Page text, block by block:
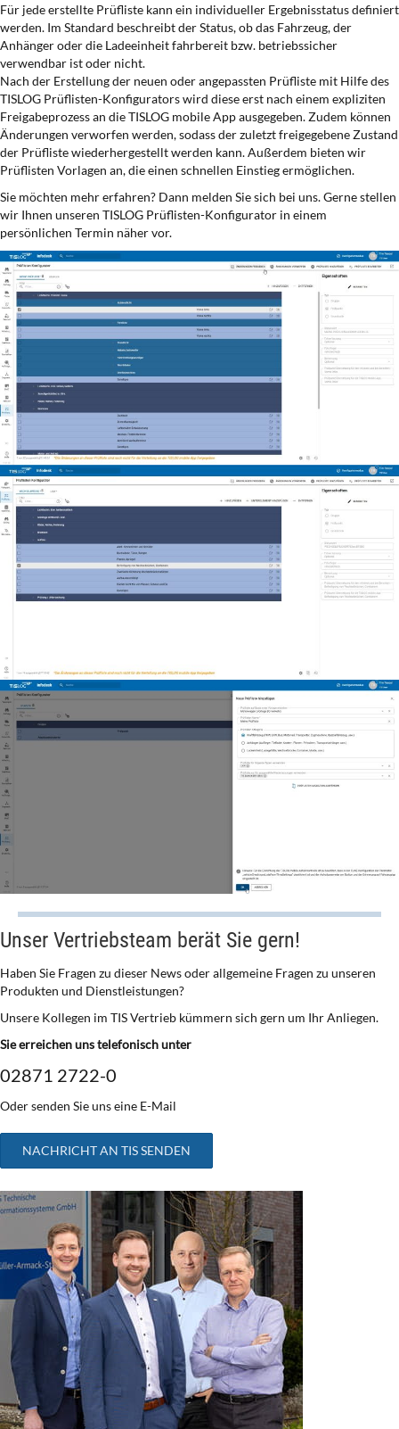
Für jede erstellte Prüfliste kann ein individueller Ergebnisstatus definiert
werden. Im Standard beschreibt der Status, ob das Fahrzeug, der
Anhänger oder die Ladeeinheit fahrbereit bzw. betriebssicher
verwendbar ist oder nicht.
Nach der Erstellung der neuen oder angepassten Prüfliste mit Hilfe des
TISLOG Prüflisten-Konfigurators wird diese erst nach einem expliziten
Freigabeprozess an die TISLOG mobile App ausgegeben. Zudem können
Änderungen verworfen werden, sodass der zuletzt freigegebene Zustand
der Prüfliste wiederhergestellt werden kann. Außerdem bieten wir
Prüflisten Vorlagen an, die einen schnellen Einstieg ermöglichen.
Sie möchten mehr erfahren? Dann melden Sie sich bei uns. Gerne stellen
wir Ihnen unseren TISLOG Prüflisten-Konfigurator in einem
persönlichen Termin näher vor.
Unser Vertriebsteam berät Sie gern!
Haben Sie Fragen zu dieser News oder allgemeine Fragen zu unseren
Produkten und Dienstleistungen?
Unsere Kollegen im TIS Vertrieb kümmern sich gern um Ihr Anliegen.
Sie erreichen uns telefonisch unter
02871 2722-0
Oder senden Sie uns eine E-Mail
NACHRICHT AN TIS SENDEN